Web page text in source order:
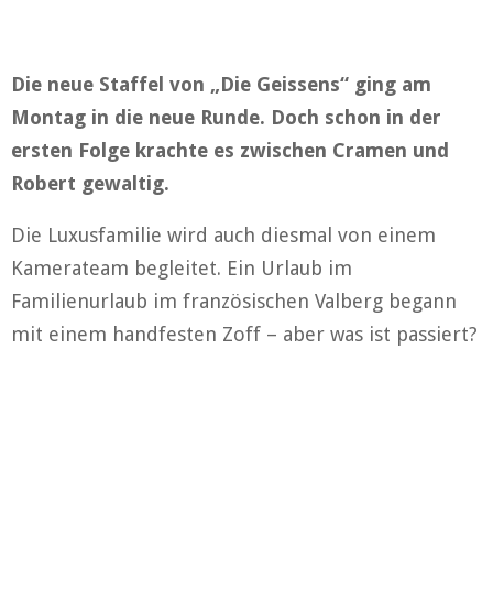
Die neue Staffel von „Die Geissens“ ging am
Montag in die neue Runde. Doch schon in der
ersten Folge krachte es zwischen Cramen und
Robert gewaltig.
Die Luxusfamilie wird auch diesmal von einem
Kamerateam begleitet. Ein Urlaub im
Familienurlaub im französischen Valberg begann
mit einem handfesten Zoff – aber was ist passiert?